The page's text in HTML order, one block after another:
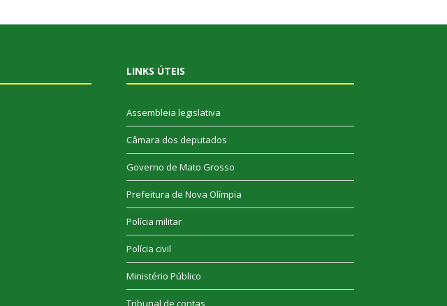
LINKS ÚTEIS
Assembleia legislativa
Câmara dos deputados
Governo de Mato Grosso
Prefeitura de Nova Olímpia
Polícia militar
Polícia civil
Ministério Público
Tribunal de contas